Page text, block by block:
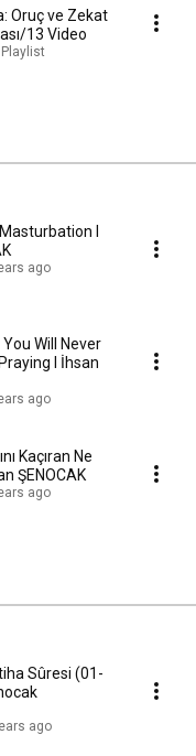
Oruç ve Zekat
13 Video
I
ago
Will Never
I İhsan
ago
Kaçıran Ne
ŞENOCAK
ago
Sûresi (01-
ago